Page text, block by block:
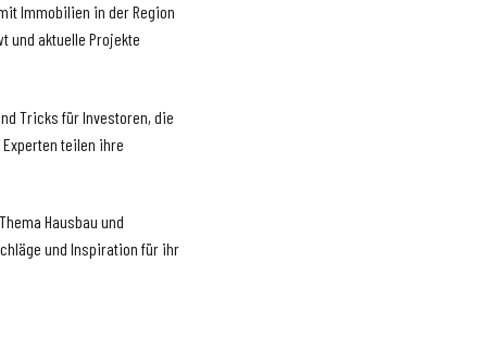
Immobilien in der Region
und aktuelle Projekte
Tricks für Investoren, die
teilen ihre
Hausbau und
und Inspiration für ihr